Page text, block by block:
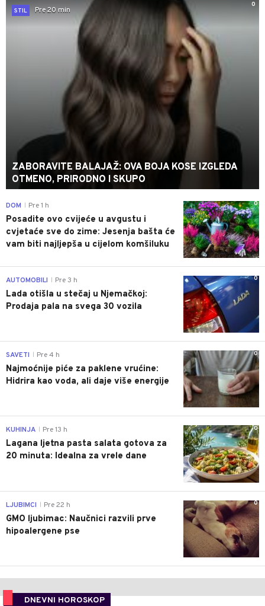
0
STIL
Pre 20 min
ZABORAVITE BALAJAŽ: OVA BOJA KOSE IZGLEDA
OTMENO, PRIRODNO I SKUPO
0
DOM Pre 1 h
Posadite ovo cvijeće u avgustu i
cvjetaće sve do zime: Jesenja bašta će
vam biti najljepša u cijelom komšiluku
0
AUTOMOBILI Pre 3 h
Lada otišla u stečaj u Njemačkoj:
Prodaja pala na svega 30 vozila
0
SAVETI Pre 4 h
Najmoćnije piće za paklene vrućine:
Hidrira kao voda, ali daje više energije
0
KUHINJA Pre 13 h
Lagana ljetna pasta salata gotova za
20 minuta: Idealna za vrele dane
0
LJUBIMCI Pre 22 h
GMO ljubimac: Naučnici razvili prve
hipoalergene pse
DNEVNI HOROSKOP